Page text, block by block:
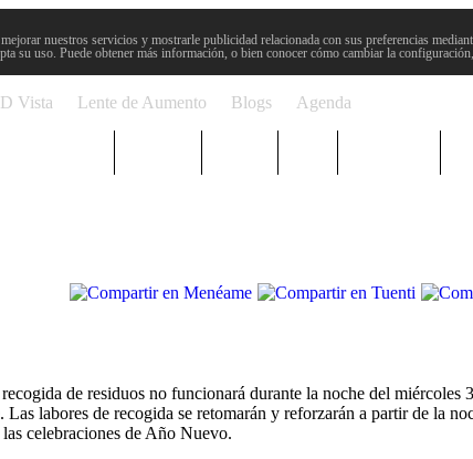
nuestros servicios y mostrarle publicidad relacionada con sus preferencias
su uso. Puede obtener más información, o bien conocer cómo cambiar la
Vista Lente de Aumento Blogs Agenda
de residuos no funcionará durante la noche del miércoles
labores de recogida se retomarán y reforzarán a partir de la
celebraciones de Año Nuevo.